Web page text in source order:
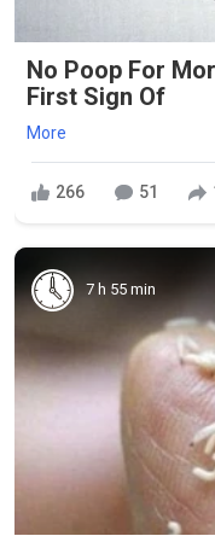
No Poop For
First Sign Of
More
266 51
7 h 55 min